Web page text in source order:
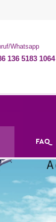
Whatsapp
136 5183 1064
FAQ